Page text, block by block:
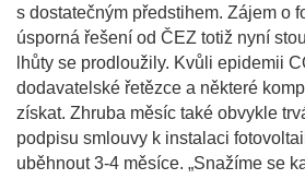
s dostatečným předstihem. Zájem o
úsporná řešení od ČEZ totiž nyní
lhůty se prodloužily. Kvůli epidemii
dodavatelské řetězce a některé
získat. Zhruba měsíc také obvykle
podpisu smlouvy k instalaci
uběhnout 3-4 měsíce. „Snažíme se